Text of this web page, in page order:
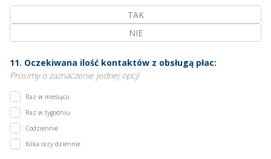
TAK
NIE
11. Oczekiwana ilość kontaktów z obsługą płac:
Prosimy o zaznaczenie jednej opcji
Raz w miesiącu
Raz w tygodniu
Codziennie
Kilka razy dziennie